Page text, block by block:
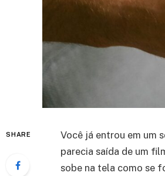
SHARE
Você já entrou em um
parecia saída de um
sobe na tela como se